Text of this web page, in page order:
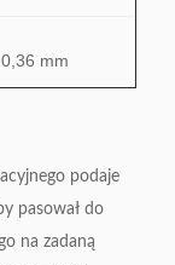
mm
na minutę
podaje
pasował do
na zadaną